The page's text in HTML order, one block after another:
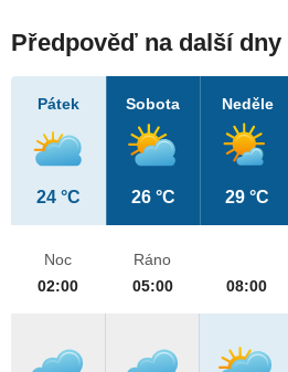
Předpověď na další dny
Pátek
24 °C
Sobota
26 °C
Neděle
29 °C
Noc
02:00
Ráno
05:00
08:00